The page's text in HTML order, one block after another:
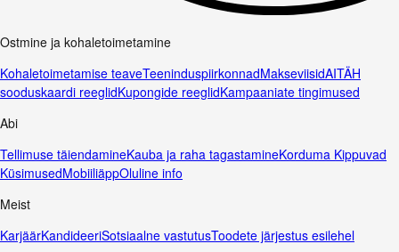
Ostmine ja kohaletoimetamine
Kohaletoimetamise teaveTeeninduspiirkonnadMakseviisidAITÄH
sooduskaardi reeglidKupongide reeglidKampaaniate tingimused
Abi
Tellimuse täiendamineKauba ja raha tagastamineKorduma Kippuvad
KüsimusedMobiiliäppOluline info
Meist
KarjäärKandideeriSotsiaalne vastutusToodete järjestus esilehel